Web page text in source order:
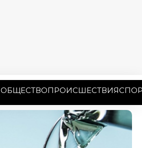
ОБЩЕСТВОПРОИСШЕСТВИЯ